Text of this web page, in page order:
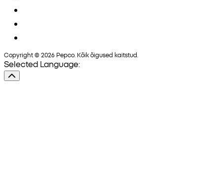
Copyright © 2026 Pepco. Kõik õigused kaitstud.
Selected Language: